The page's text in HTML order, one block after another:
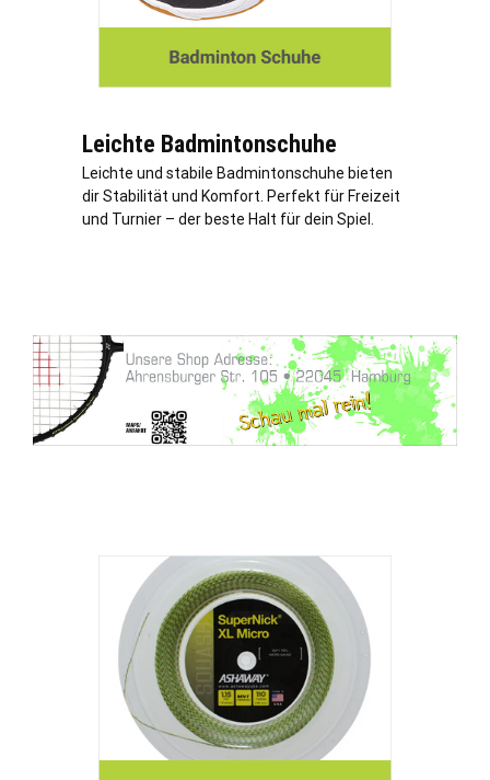
Leichte Badmintonschuhe
Leichte und stabile Badmintonschuhe bieten
dir Stabilität und Komfort. Perfekt für Freizeit
und Turnier – der beste Halt für dein Spiel.